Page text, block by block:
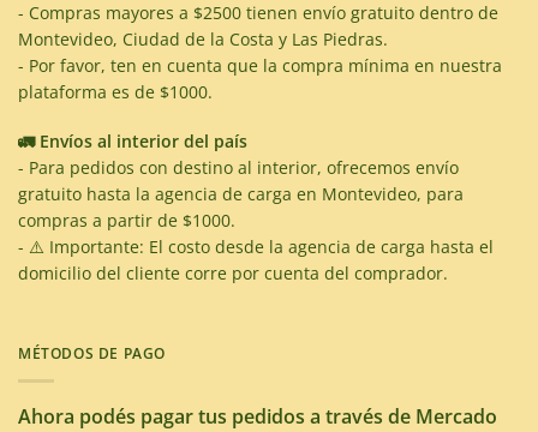
- Compras mayores a $2500 tienen envío gratuito dentro de
Montevideo, Ciudad de la Costa y Las Piedras.
- Por favor, ten en cuenta que la compra mínima en nuestra
plataforma es de $1000.
🚛 Envíos al interior del país
- Para pedidos con destino al interior, ofrecemos envío
gratuito hasta la agencia de carga en Montevideo, para
compras a partir de $1000.
- ⚠️ Importante: El costo desde la agencia de carga hasta el
domicilio del cliente corre por cuenta del comprador.
MÉTODOS DE PAGO
Ahora podés pagar tus pedidos a través de Mercado